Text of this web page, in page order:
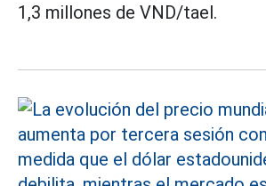
1,3 millones de VND/tael.